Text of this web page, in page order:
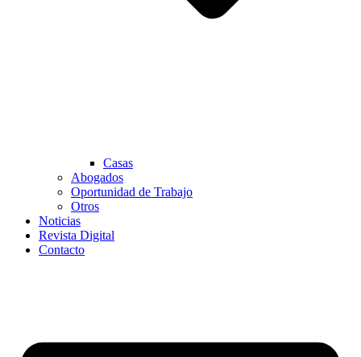
Casas
Abogados
Oportunidad de Trabajo
Otros
Noticias
Revista Digital
Contacto